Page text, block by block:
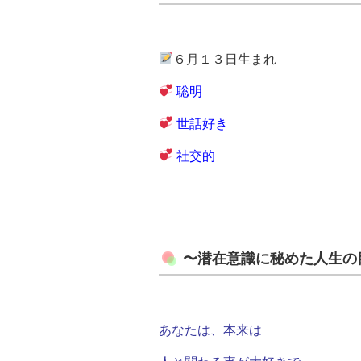
６月１３日生まれ
聡明
世話好き
社交的
〜潜在意識に秘めた人生の
あなたは、 本来は